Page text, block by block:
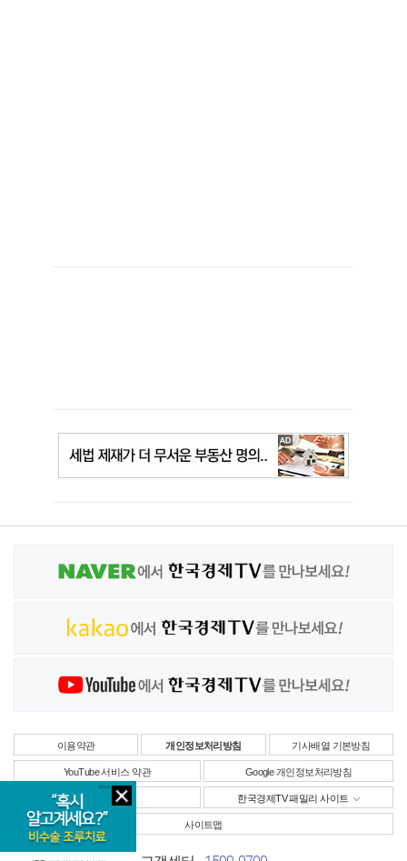
이용약관 개인정보처리방침 기사배열 기본방침
YouTube 서비스 약관 Google 개인정보처리방침
사업자정보 한국경제TV 패밀리 사이트
사이트맵